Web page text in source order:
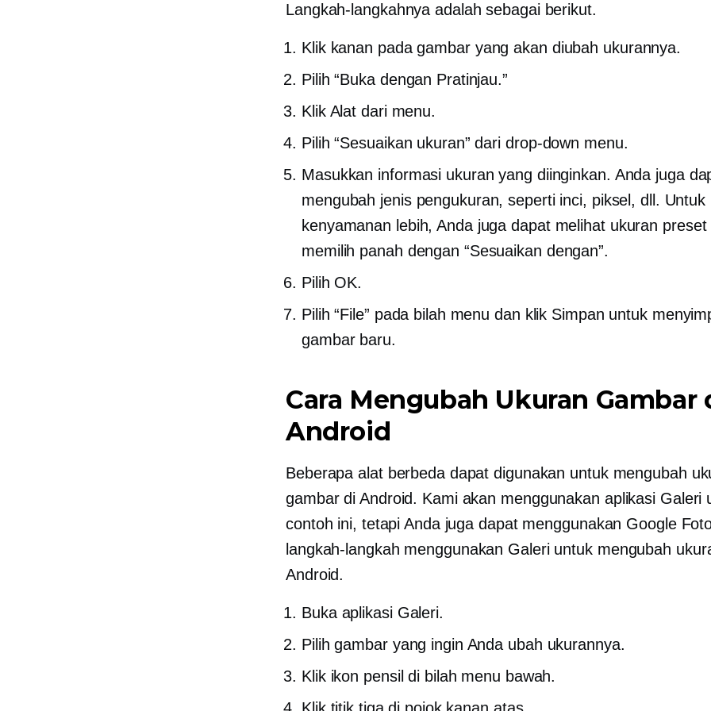
Langkah-langkahnya adalah sebagai berikut.
Klik kanan pada gambar yang akan diubah ukurannya.
Pilih “Buka dengan Pratinjau.”
Klik Alat dari menu.
Pilih “Sesuaikan ukuran” dari drop-down menu.
Masukkan informasi ukuran yang diinginkan. Anda juga
mengubah jenis pengukuran, seperti inci, piksel, dll. Untuk
kenyamanan lebih, Anda juga dapat melihat ukuran preset
memilih panah dengan “Sesuaikan dengan”.
Pilih OK.
Pilih “File” pada bilah menu dan klik Simpan untuk
gambar baru.
Cara Mengubah Ukuran Gambar
Android
Beberapa alat berbeda dapat digunakan untuk mengubah
gambar di Android. Kami akan menggunakan aplikasi Galeri
contoh ini, tetapi Anda juga dapat menggunakan Google
langkah-langkah menggunakan Galeri untuk mengubah
Android.
Buka aplikasi Galeri.
Pilih gambar yang ingin Anda ubah ukurannya.
Klik ikon pensil di bilah menu bawah.